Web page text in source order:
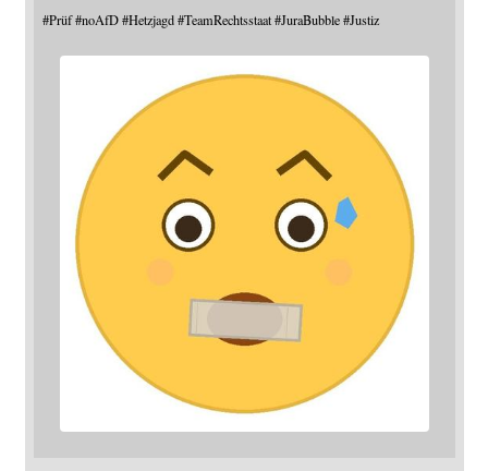
#Prüf #noAfD #Hetzjagd #TeamRechtsstaat #JuraBubble #Justiz